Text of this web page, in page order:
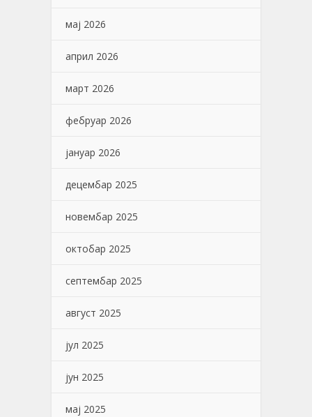
мај 2026
април 2026
март 2026
фебруар 2026
јануар 2026
децембар 2025
новембар 2025
октобар 2025
септембар 2025
август 2025
јул 2025
јун 2025
мај 2025